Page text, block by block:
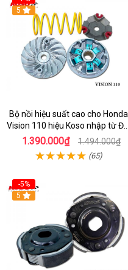
5
Bộ nồi hiệu suất cao cho Honda
Vision 110 hiệu Koso nhập từ Đài
Loan
1.390.000₫ 1.494.000₫
(65)
-5%
5